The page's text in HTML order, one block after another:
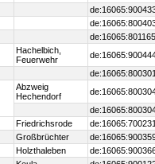
Hachelbich,
Feuerwehr
Abzweig
Hechendorf
Friedrichsrode
Großbrüchter
Holzthaleben